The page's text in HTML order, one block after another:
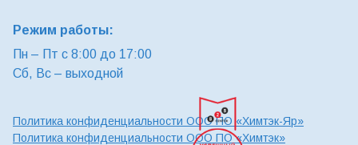
Режим работы:
Пн – Пт с 8:00 до 17:00
Сб, Вс – выходной
Политика конфиденциальности ООО ПО «Химтэк-Яр»
Политика конфиденциальности ООО ПО «Химтэк»